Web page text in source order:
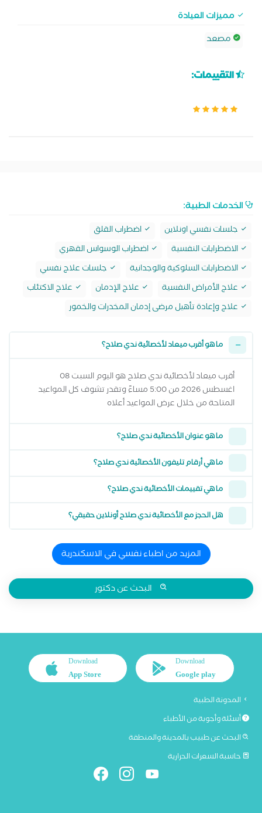
مميزات العيادة
مصعد
التقييمات:
الخدمات الطبية:
جلسات نفسي اونلاين
اضطراب القلق
الاضطرابات النفسية
اضطراب الوسواس القهري
الاضطرابات السلوكية والوجدانية
جلسات علاج نفسي
علاج الأمراض النفسية
علاج الإدمان
علاج الاكتئاب
علاج وإعادة تأهيل مرضى إدمان المخدرات والخمور
ما هو أقرب ميعاد لأخصائية ندي صلاح؟
أقرب ميعاد لأخصائية ندي صلاح هو اليوم السبت 08
اغسطس 2026 من 5:00 مساءً وتقدر تشوف كل المواعيد
المتاحة من خلال عرض المواعيد أعلاه
ما هو عنوان الأخصائية ندي صلاح؟
ما هي أرقام تليفون الأخصائية ندي صلاح؟
ما هي تقييمات الأخصائية ندي صلاح؟
هل الحجز مع الأخصائية ندي صلاح أونلاين حقيقي؟
المزيد من اطباء نفسي في الاسكندرية
البحث عن دكتور
Download
Google play
Download
App Store
المدونة الطبية
أسئلة وأجوبة من الأطباء
البحث عن طبيب بالمدينة والمنطقة
حاسبة السعرات الحرارية